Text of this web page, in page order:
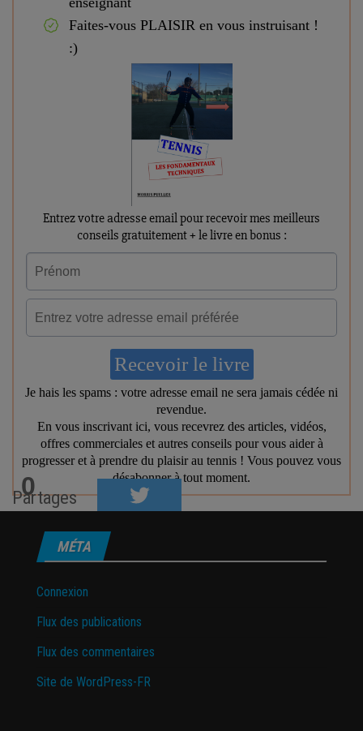
0
Partages
MÉTA
Connexion
Flux des publications
Flux des commentaires
Site de WordPress-FR